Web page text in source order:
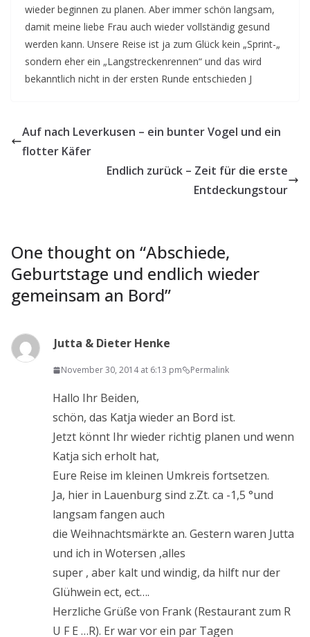
wieder beginnen zu planen. Aber immer schön langsam,
damit meine liebe Frau auch wieder vollständig gesund
werden kann. Unsere Reise ist ja zum Glück kein „Sprint-„
sondern eher ein „Langstreckenrennen“ und das wird
bekanntlich nicht in der ersten Runde entschieden J
Auf nach Leverkusen – ein bunter Vogel und ein
flotter Käfer
Endlich zurück – Zeit für die erste
Entdeckungstour
One thought on “Abschiede,
Geburtstage und endlich wieder
gemeinsam an Bord”
Jutta & Dieter Henke
November 30, 2014 at 6:13 pm Permalink
Hallo Ihr Beiden,
schön, das Katja wieder an Bord ist.
Jetzt könnt Ihr wieder richtig planen und wenn
Katja sich erholt hat,
Eure Reise im kleinen Umkreis fortsetzen.
Ja, hier in Lauenburg sind z.Zt. ca -1,5 °und
langsam fangen auch
die Weihnachtsmärkte an. Gestern waren Jutta
und ich in Wotersen ,alles
super , aber kalt und windig, da hilft nur der
Glühwein ect, ect….
Herzliche Grüße von Frank (Restaurant zum R
U F E …R). Er war vor ein par Tagen